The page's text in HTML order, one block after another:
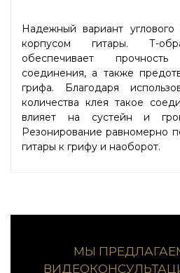
Надежный вариант
корпусом гитары. Т-
обеспечивает
соединения, а также
грифа. Благодаря
количества клея такое
влияет на сустейн и
Резонирование равномерно
гитары к грифу и наоборот.
МЫ